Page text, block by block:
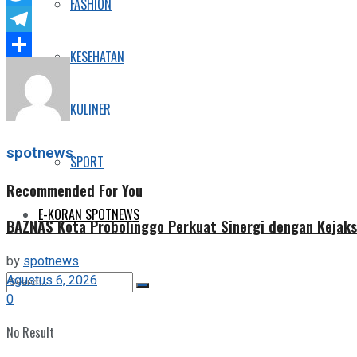
FASHION
KESEHATAN
KULINER
SPORT
E-KORAN SPOTNEWS
No Result
Twitter
Telegram
Share
spotnews
Recommended For You
BAZNAS Kota Probolinggo Perkuat Sinergi dengan
byspotnews
Agustus 6, 2026
0